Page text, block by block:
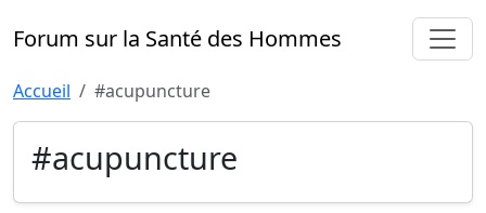
Forum sur la Santé des Hommes
Accueil #acupuncture
#acupuncture